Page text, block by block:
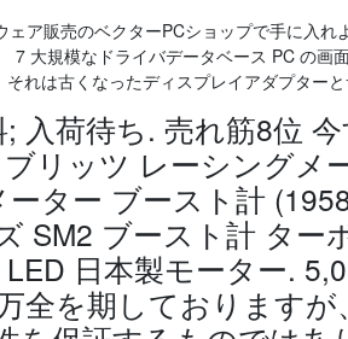
ア販売のベクターPCショップで手に入れ
7 大規模なドライバデータベース PC の画
れは古くなったディスプレイアダプター
入荷待ち. 売れ筋8位
リッツ レーシングメ
ター ブースト計
SM2 ブースト計 ター
日本製モーター.
全を期しております